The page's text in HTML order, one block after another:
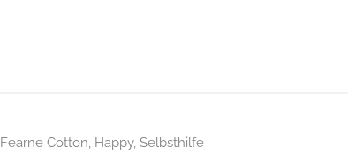
Fearne Cotton, Happy, Selbsthilfe